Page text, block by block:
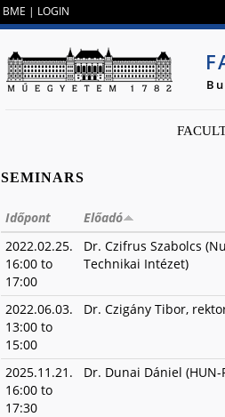
BME | LOGIN
SEMINARS
Időpont Előadó
2022.02.25.
16:00 to
17:00
Dr. Czifrus Szabolcs
Technikai Intézet)
2022.06.03.
13:00 to
15:00
Dr. Czigány Tibor,
2025.11.21.
16:00 to
17:30
Dr. Dunai Dániel (HUN-